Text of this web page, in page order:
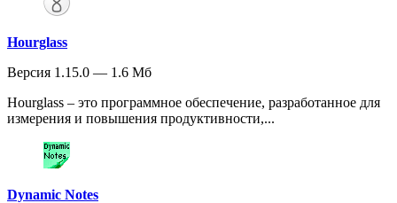
Hourglass
Версия 1.15.0 — 1.6 Мб
Hourglass – это программное обеспечение, разработанное для
измерения и повышения продуктивности,...
Dynamic Notes